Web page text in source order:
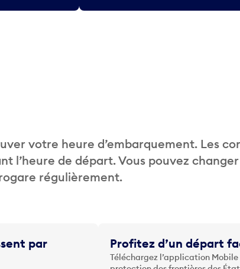
votre heure d’embarquement. Les
l’heure de départ. Vous pouvez
régulièrement.
par
Profitez d’un départ
Téléchargez l’application